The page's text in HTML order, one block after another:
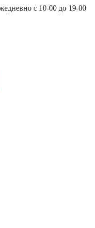
с 10-00 до 19-00